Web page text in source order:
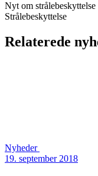
Nyt om strålebeskyttelse
Strålebeskyttelse
Relaterede
Nyheder
19. september 2018